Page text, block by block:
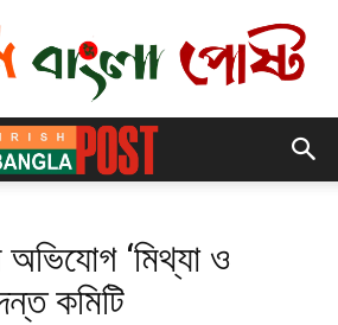
অভিযোগ ‘মিথ্যা ও
কমিটি